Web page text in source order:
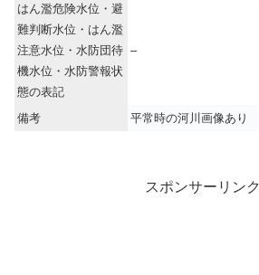
はん濫危険水位・避
難判断水位・はん濫
注意水位・水防団待
機水位・水防警報状
態の表記
–
備考 平常時の河川画像あり
スポンサーリンク